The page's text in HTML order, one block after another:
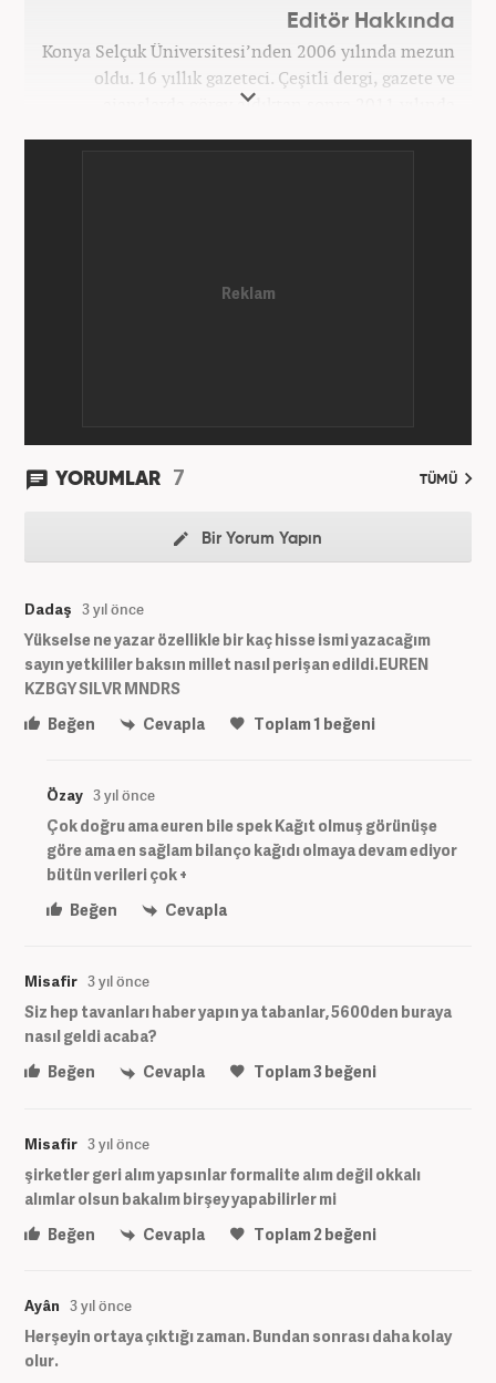
Editör Hakkında
Konya Selçuk Üniversitesi’nden 2006 yılında mezun
oldu. 16 yıllık gazeteci. Çeşitli dergi, gazete ve
ajanslarda görev aldıktan sonra 2011 yılında
YORUMLAR 7 TÜMÜ
Bir Yorum Yapın
Dadaş 3 yıl önce
Yükselse ne yazar özellikle bir kaç hisse ismi yazacağım
sayın yetkililer baksın millet nasıl perişan edildi.EUREN
KZBGY SILVR MNDRS
Beğen
Cevapla Toplam1 beğeni
Özay 3 yıl önce
Çok doğru ama euren bile spek Kağıt olmuş görünüşe
göre ama en sağlam bilanço kağıdı olmaya devam ediyor
bütün verileri çok +
Beğen
Cevapla
Misafir 3 yıl önce
Siz hep tavanları haber yapın ya tabanlar, 5600den buraya
nasıl geldi acaba?
Beğen
Cevapla Toplam3beğeni
Misafir 3 yıl önce
şirketler geri alım yapsınlar formalite alım değil okkalı
alımlar olsun bakalım birşey yapabilirler mi
Beğen
Cevapla Toplam2 beğeni
Ayân 3 yıl önce
Herşeyin ortaya çıktığı zaman. Bundan sonrası daha kolay
olur.